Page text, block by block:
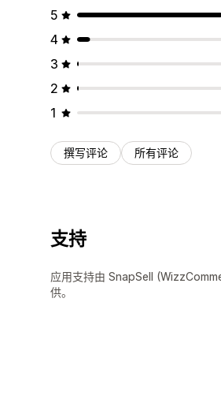
5
4
3
2
1
撰写评论 所有评论
支持
应用支持由 SnapSell
供。